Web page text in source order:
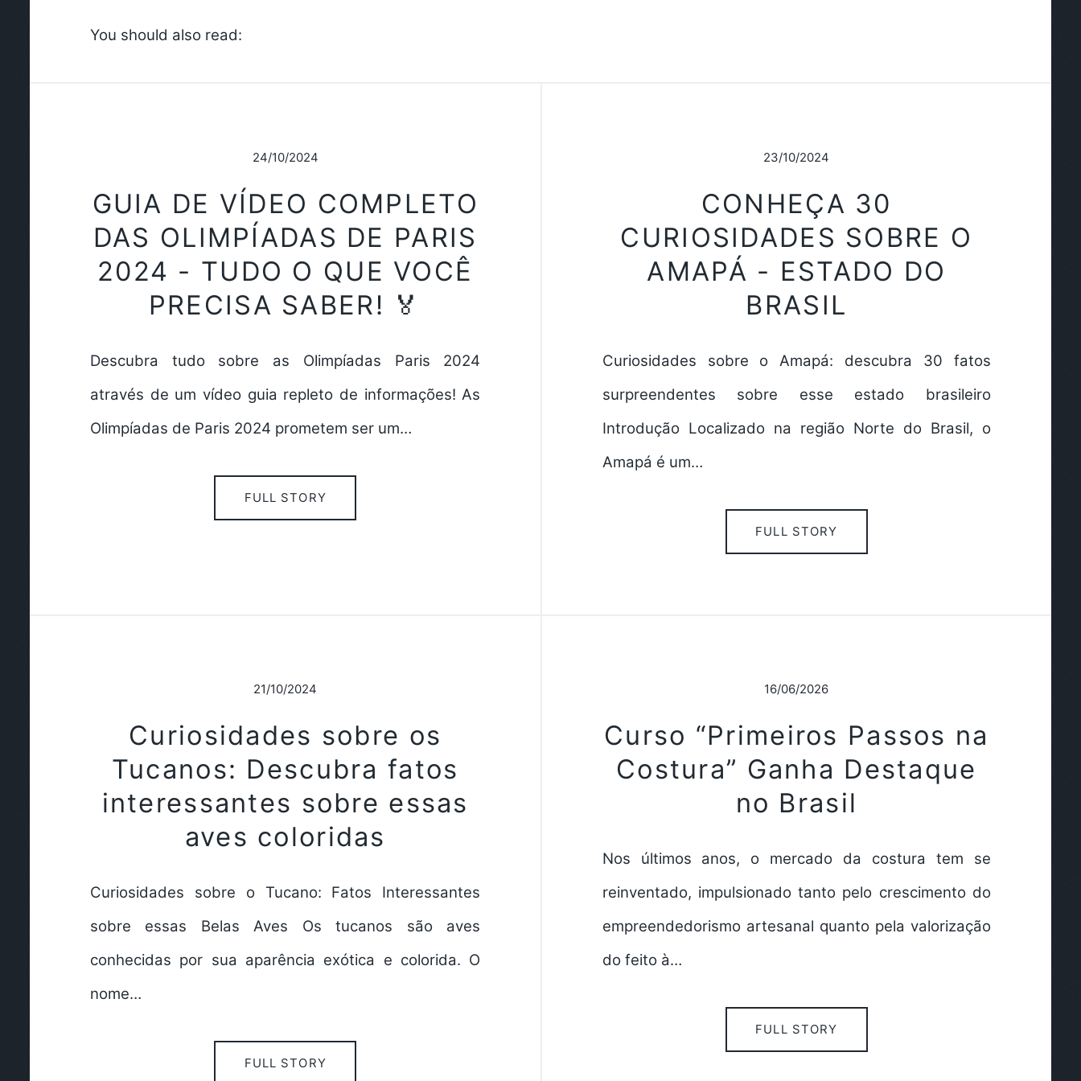
You should also read:
24/10/2024
GUIA DE VÍDEO COMPLETO
DAS OLIMPÍADAS DE PARIS
2024 - TUDO O QUE VOCÊ
PRECISA SABER! 🏅
Descubra tudo sobre as Olimpíadas Paris 2024
através de um vídeo guia repleto de informações! As
Olimpíadas de Paris 2024 prometem ser um…
FULL STORY
23/10/2024
CONHEÇA 30
CURIOSIDADES SOBRE O
AMAPÁ - ESTADO DO
BRASIL
Curiosidades sobre o Amapá: descubra 30 fatos
surpreendentes sobre esse estado brasileiro
Introdução Localizado na região Norte do Brasil, o
Amapá é um…
FULL STORY
21/10/2024
Curiosidades sobre os
Tucanos: Descubra fatos
interessantes sobre essas
aves coloridas
Curiosidades sobre o Tucano: Fatos Interessantes
sobre essas Belas Aves Os tucanos são aves
conhecidas por sua aparência exótica e colorida. O
nome…
FULL STORY
16/06/2026
Curso “Primeiros Passos na
Costura” Ganha Destaque
no Brasil
Nos últimos anos, o mercado da costura tem se
reinventado, impulsionado tanto pelo crescimento do
empreendedorismo artesanal quanto pela valorização
do feito à…
FULL STORY